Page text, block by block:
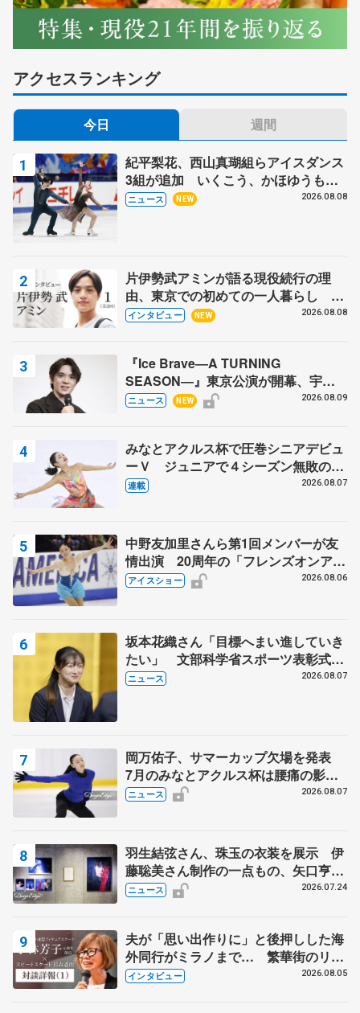
アクセスランキング
今日 週間
紀平梨花、西山真瑚組らアイスダンス
3組が追加 いくこう、かほゆうも、
木下グループ杯
ニュース NEW 2026.08.08
片伊勢武アミンが語る現役続行の理
由、東京での初めての一人暮らし 注
目スケーターの「今」に迫る
インタビュー NEW 2026.08.08
『Ice Brave―A TURNING
SEASON―』東京公演が開幕、宇野
昌磨の『Ice Brave』にかける思いを
ニュース NEW 2026.08.09
みなとアクルス杯で圧巻シニアデビュ
ーＶ ジュニアで４シーズン無敗の島
田麻央
連載 2026.08.07
中野友加里さんら第1回メンバーが友
情出演 20周年の「フレンズオンアイ
ス」 宮本賢二さん、有川梨絵さん、
アイスショー 2026.08.06
坂本花織さん「目標へまい進していき
たい」 文部科学省スポーツ表彰式で
代表謝辞
ニュース 2026.08.07
岡万佑子、サマーカップ欠場を発表
7月のみなとアクルス杯は腰痛の影響
で
ニュース 2026.08.07
羽生結弦さん、珠玉の衣装を展示 伊
藤聡美さん制作の一点もの、矢口亨さ
んが撮影
ニュース 2026.07.24
夫が「思い出作りに」と後押しした海
外同行がミラノまで… 繁華街のリン
クでは不良のお兄さんも味方に 小林
インタビュー 2026.08.05